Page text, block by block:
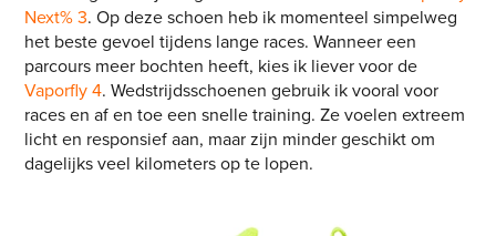
Next% 3. Op deze schoen heb ik momenteel simpelweg
het beste gevoel tijdens lange races. Wanneer een
parcours meer bochten heeft, kies ik liever voor de
Vaporfly 4. Wedstrijdsschoenen gebruik ik vooral voor
races en af en toe een snelle training. Ze voelen extreem
licht en responsief aan, maar zijn minder geschikt om
dagelijks veel kilometers op te lopen.